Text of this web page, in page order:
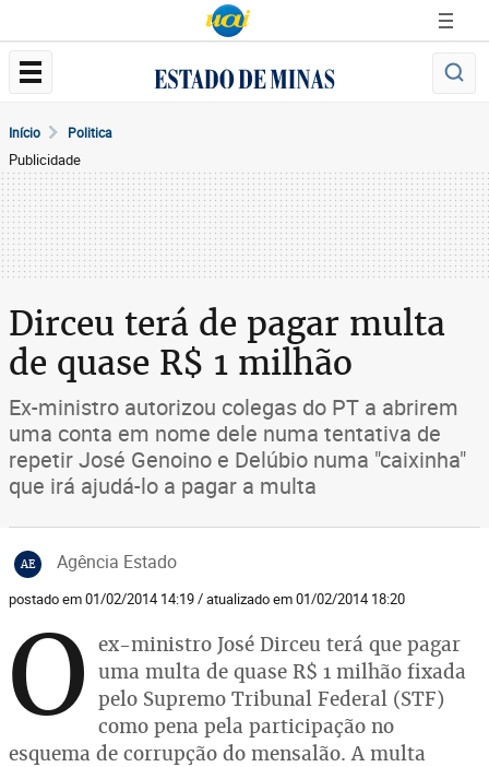
Início Politica
Publicidade
Dirceu terá de pagar multa
de quase R$ 1 milhão
Ex-ministro autorizou colegas do PT a abrirem
uma conta em nome dele numa tentativa de
repetir José Genoino e Delúbio numa "caixinha"
que irá ajudá-lo a pagar a multa
AE Agência Estado
postado em 01/02/2014 14:19 / atualizado em 01/02/2014 18:20
O ex-ministro José Dirceu terá que pagar
uma multa de quase R$ 1 milhão fixada
pelo Supremo Tribunal Federal (STF)
como pena pela participação no
esquema de corrupção do mensalão. A multa